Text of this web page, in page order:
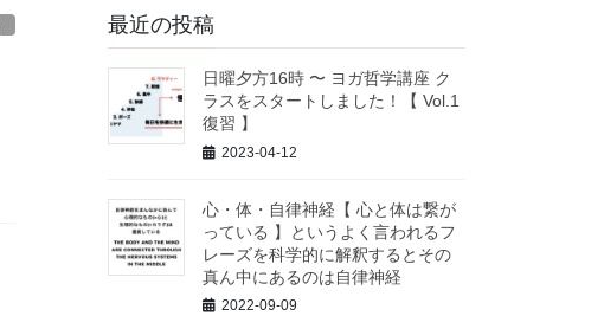
最近の投稿
日曜夕方16時 〜 ヨガ哲学講座 ク
ラスをスタートしました！【 Vol.1
復習 】
2023-04-12
心・体・自律神経【 心と体は繋が
っている 】というよく言われるフ
レーズを科学的に解釈するとその
真ん中にあるのは自律神経
2022-09-09